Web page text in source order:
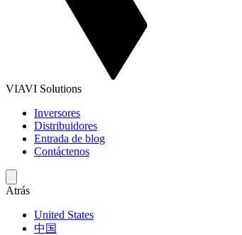
VIAVI Solutions
Inversores
Distribuidores
Entrada de blog
Contáctenos
Atrás
United States
中国